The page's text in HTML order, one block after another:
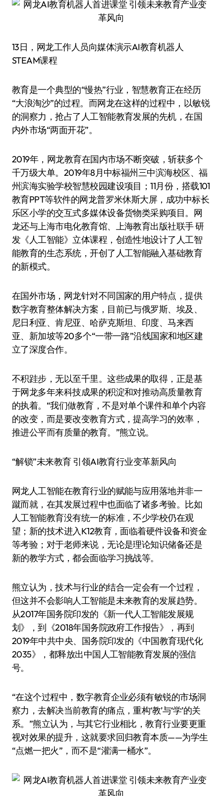
13日，网龙工作人员向媒体演示AI教育机器人
STEAM课程
教育是一个典型的“慢热”行业，智慧教育正在经历
“大浪淘沙”的过程。而网龙在这样的过程中，以敏锐
的洞察力，抢占了人工智能教育发展的先机，在国
内外市场“两面开花”。
2019年，网龙教育在国内市场不断突破，斩获多个
千万级大单。2019年8月中标福州三中滨海校区、福
州滨海实验学校智慧校园建设项目；11月份，搭载101
教育PPT等软件的网龙普罗米休斯大屏，成功中标长
乐区小学的交互式多媒体设备货物类采购项目。网
龙还与上海市电化教育馆、上海教育出版社联手 研
发《人工智能》立体课程，创造性地设计了人工智
能教育的生态系统，开创了人工智能融入基础教育
的新模式。
在国外市场，网龙针对不同国家的用户特点，提供
数字教育整体解决方案，目前已与俄罗斯、埃及、
尼日利亚、肯尼亚、哈萨克斯坦、印度、马来西
亚、新加坡等20多个“一带一路”沿线国家和地区建
立了深度合作。
不积跬步，无以至千里。这些成果的取得，正是基
于网龙多年来科技成果的积淀和对推动高质量教育
的执着。“我们做教育，不是对单个课件和单个内容
的改变，而是要改变教育方式，提高学习的效率，
推进公平而有质量的教育。”熊立说。
“解锁”未来教育 引领AI教育行业变革新风向
网龙人工智能在教育行业的赋能与应用落地并非一
蹴而就，在其发展过程中也面临了诸多考验。比如
人工智能教育没有统一的标准，不少学校仍在观
望；新的技术进入K12教育，面临着硬件设备和资金
等考验；对于老师来说，无论是理论知识储备还是
新的教学方式，都会面临学习挑战等。
熊立认为，技术与行业的结合一定会有一个过程，
但这并不会影响人工智能是未来教育的发展趋势。
从2017年国务院印发的《新一代人工智能发展规
划》，到《2018年国务院政府工作报告》，再到
2019年中共中央、国务院印发的《中国教育现代化
2035》，都释放出中国人工智能教育发展的强信
号。
“在这个过程中，数字教育企业必须有敏锐的市场洞
察力，去解决当前教育的痛点，重构‘教’与‘学’的关
系。”熊立认为，与其它行业相比，教育行业要更重
视对效果的提升，这就要求回归教育本质——为学生
“点燃一把火”，而不是“灌满一桶水”。